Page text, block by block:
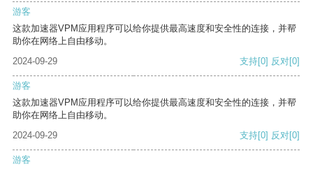
游客
这款加速器VPM应用程序可以给你提供最高速度和安全性的连接，并帮
助你在网络上自由移动。
2024-09-29
支持[0] 反对[0]
游客
这款加速器VPM应用程序可以给你提供最高速度和安全性的连接，并帮
助你在网络上自由移动。
2024-09-29
支持[0] 反对[0]
游客